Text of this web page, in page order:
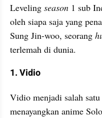
Leveling season 1 sub
oleh siapa saja yang
Sung Jin-woo, seorang
terlemah di dunia.
1. Vidio
Vidio menjadi salah
menayangkan anime